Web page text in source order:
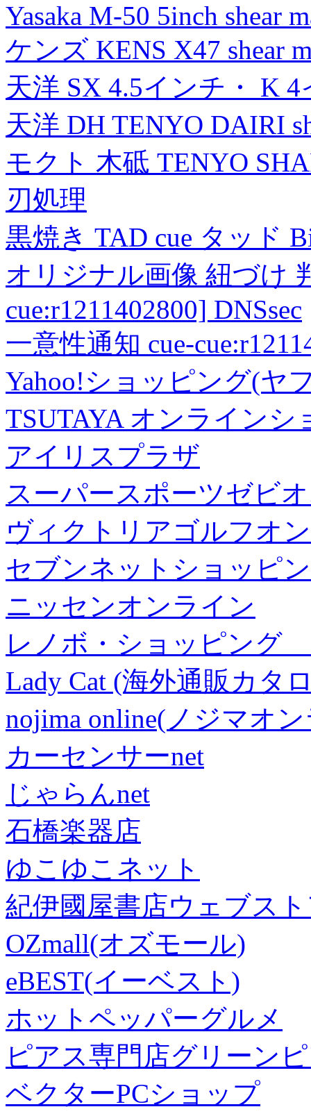
Yasaka M-50 5inch shear
ケンズ KENS X47 shear
天洋 SX 4.5インチ・ K
天洋 DH TENYO DAIRI
モクト 木砥 TENYO
刃処理
黒焼き TAD cue タッド
オリジナル画像 紐づけ
cue:r1211402800] DNSsec
一意性通知 cue-
Yahoo!ショッピング(ヤ
TSUTAYA オンラインシ
アイリスプラザ
スーパースポーツゼビ
ヴィクトリアゴルフオ
セブンネットショッピ
ニッセンオンライン
レノボ・ショッピング
Lady Cat (海外通販カタ
nojima online(ノジマオ
カーセンサーnet
じゃらんnet
石橋楽器店
ゆこゆこネット
紀伊國屋書店ウェブス
OZmall(オズモール)
eBEST(イーベスト)
ホットペッパーグルメ
ピアス専門店グリーン
ベクターPCショップ